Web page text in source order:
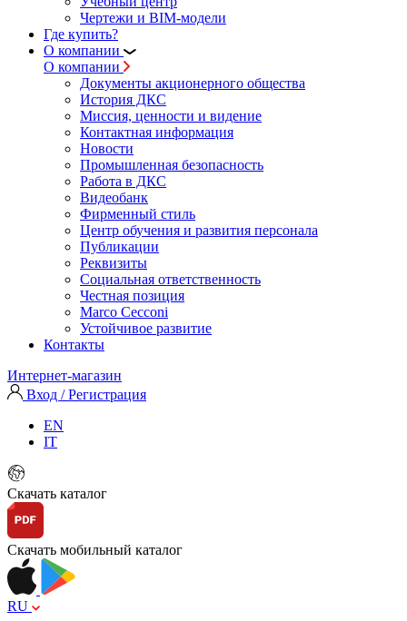
Чертежи и BIM-модели
Где купить?
О компании
О компании
Документы акционерного общества
История ДКС
Миссия, ценности и видение
Контактная информация
Новости
Промышленная безопасность
Работа в ДКС
Видеобанк
Фирменный стиль
Центр обучения и развития персонала
Публикации
Реквизиты
Социальная ответственность
Честная позиция
Marco Cecconi
Устойчивое развитие
Контакты
Интернет-магазин
Вход / Регистрация
EN
IT
Скачать каталог
Скачать мобильный каталог
RU